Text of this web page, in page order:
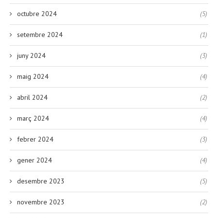
octubre 2024 (5)
setembre 2024 (1)
juny 2024 (3)
maig 2024 (4)
abril 2024 (2)
març 2024 (4)
febrer 2024 (3)
gener 2024 (4)
desembre 2023 (5)
novembre 2023 (2)